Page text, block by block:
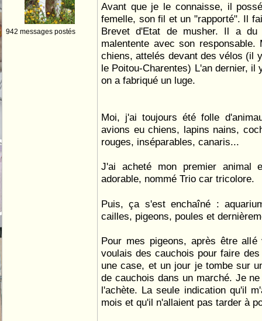
942 messages postés
Avant que je le connaisse, il
femelle, son fil et un "rapporté". Il
Brevet d'Etat de musher. Il a
malentente avec son
chiens, attelés devant des vélos (il
le Poitou-Charentes) L'an dernier, il
on a fabriqué un luge.
Moi, j'ai toujours été folle
avions eu chiens, lapins nains,
rouges, inséparables, canaris...
J'ai acheté mon premier animal
adorable, nommé Trio car tricolore.
Puis, ça s'est enchaîné :
cailles, pigeons, poules et
Pour mes pigeons, après être
voulais des cauchois pour faire
une case, et un jour je tombe sur
de cauchois dans un marché. Je
l'achète. La seule indication qu'il
mois et qu'il n'allaient pas tarder à